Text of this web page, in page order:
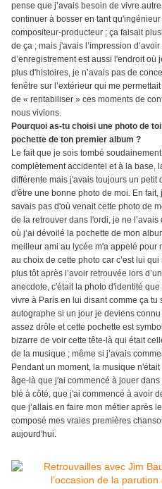
pense que j’avais besoin de vivre
continuer à bosser en tant
compositeur-producteur ; ça faisait
de ça ; mais j'avais l’impression
d’enregistrement est aussi l'endroit où
plus d'histoires, je n’avais pas de
fenêtre sur l’extérieur qui me
de « rentabiliser » ces moments de
nous vivions.
Pourquoi as-tu choisi une photo de
pochette de ton premier album ?
Le fait que je sois tombé
complètement accidentel et à la base,
différente mais j'avais toujours un petit
d'être une bonne photo de moi. En
savais pas d'où venait cette photo de
de la retrouver dans l'ordi, je ne
où j’ai dévoilé la pochette de mon
meilleur ami au lycée m'a appelé pour
au choix de cette photo car c’est lui
plus tôt après l’avoir retrouvée lors
anecdote, c'était la photo d'identité
vivre à Paris en lui disant comme ça tu
autographe si un jour je deviens
assez drôle et cette pochette est
bizarre de voir cette tête-là qui était
de la musique ; même si j’avais
Pendant un moment, la musique
âge-là que j'ai commencé à jouer
blé à côté, que j'ai commencé à avoir
que j’allais en faire mon métier après
composé mes vraies premières
aujourd'hui.